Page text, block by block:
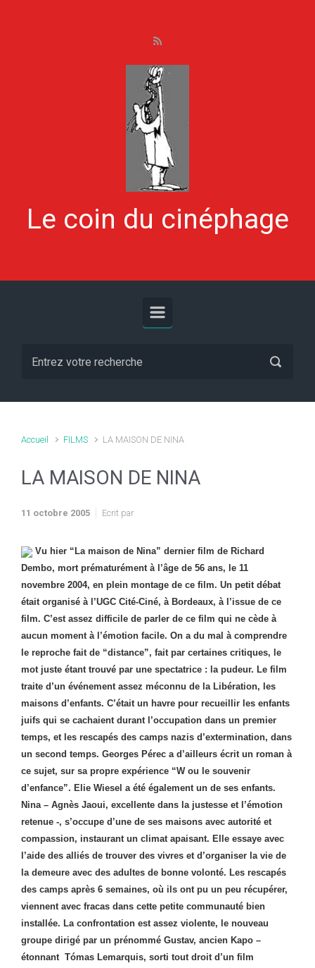
Le coin du cinéphage
Accueil FILMS LA MAISON DE NINA
LA MAISON DE NINA
11 octobre 2005 Ecrit par
Vu hier “La maison de Nina” dernier film de Richard
Dembo, mort prématurément à l’âge de 56 ans, le 11
novembre 2004, en plein montage de ce film. Un petit débat
était organisé à l’UGC Cité-Ciné, à Bordeaux, à l’issue de ce
film. C’est assez difficile de parler de ce film qui ne cède à
aucun moment à l’émotion facile. On a du mal à comprendre
le reproche fait de “distance”, fait par certaines critiques, le
mot juste étant trouvé par une spectatrice : la pudeur. Le film
traite d’un événement assez méconnu de la Libération, les
maisons d’enfants. C’était un havre pour recueillir les enfants
juifs qui se cachaient durant l’occupation dans un premier
temps, et les rescapés des camps nazis d’extermination, dans
un second temps. Georges Pérec a d’ailleurs écrit un roman à
ce sujet, sur sa propre expérience “W ou le souvenir
d’enfance”. Elie Wiesel a été également un de ses enfants.
Nina – Agnès Jaoui, excellente dans la justesse et l’émotion
retenue -, s’occupe d’une de ses maisons avec autorité et
compassion, instaurant un climat apaisant. Elle essaye avec
l’aide des alliés de trouver des vivres et d’organiser la vie de
la demeure avec des adultes de bonne volonté. Les rescapés
des camps après 6 semaines, où ils ont pu un peu récupérer,
viennent avec fracas dans cette petite communauté bien
installée. La confrontation est assez violente, le nouveau
groupe dirigé par un prénommé Gustav, ancien Kapo –
étonnant Tómas Lemarquis, sorti tout droit d’un film